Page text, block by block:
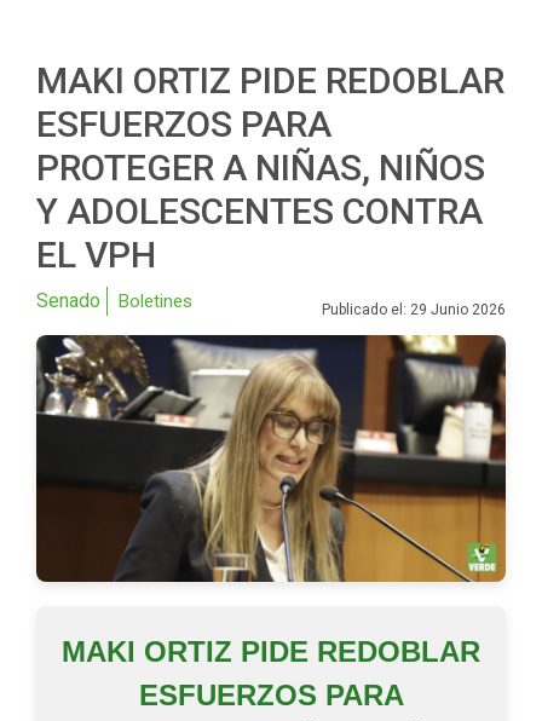
MAKI ORTIZ PIDE REDOBLAR
ESFUERZOS PARA
PROTEGER A NIÑAS, NIÑOS
Y ADOLESCENTES CONTRA
EL VPH
Senado Boletines Publicado el: 29 Junio 2026
MAKI ORTIZ PIDE REDOBLAR
ESFUERZOS PARA